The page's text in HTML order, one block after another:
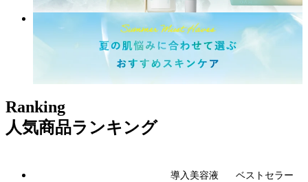
Ranking
人気商品ランキング
導入美容液 ベストセラー